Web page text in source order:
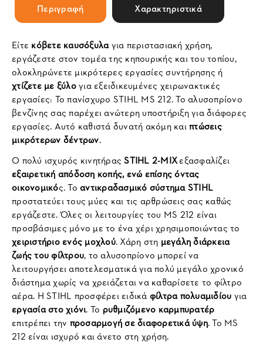
Περιγραφή Χαρακτηριστικά
Είτε κόβετε καυσόξυλαγια περιστασιακή χρήση,
εργάζεστε στον τομέα της κηπουρικής και του τοπίου,
ολοκληρώνετε μικρότερες εργασίες συντήρησης ή
χτίζετε με ξύλογια εξειδικευμένες χειρωνακτικές
εργασίες: Το πανίσχυρο STIHL MS 212. Το αλυσοπρίονο
βενζίνης σας παρέχει ανώτερη υποστήριξη για διάφορες
εργασίες. Αυτό καθιστά δυνατή ακόμη καιπτώσεις
μικρότερων δέντρων.
Ο πολύ ισχυρός κινητήραςSTIHL 2-MIXεξασφαλίζει
εξαιρετική απόδοση κοπής, ενώ επίσης όντας
οικονομικός. Το αντικραδασμικό σύστημα STIHL
προστατεύει τους μύες και τις αρθρώσεις σας καθώς
εργάζεστε. Όλες οι λειτουργίες του MS 212 είναι
προσβάσιμες μόνο με το ένα χέρι χρησιμοποιώντας το
χειριστήριο ενός μοχλού. Χάρη στη μεγάλη διάρκεια
ζωής του φίλτρου, το αλυσοπρίονο μπορεί να
λειτουργήσει αποτελεσματικά για πολύ μεγάλο χρονικό
διάστημα χωρίς να χρειάζεται να καθαρίσετε το φίλτρο
αέρα. Η STIHL προσφέρει ειδικά φίλτρα πολυαμιδίου για
εργασία στο χιόνι. Το ρυθμιζόμενο καρμπυρατέρ
επιτρέπει την προσαρμογή σε διαφορετικά ύψη. Το MS
212 είναι ισχυρό και άνετο στη χρήση.